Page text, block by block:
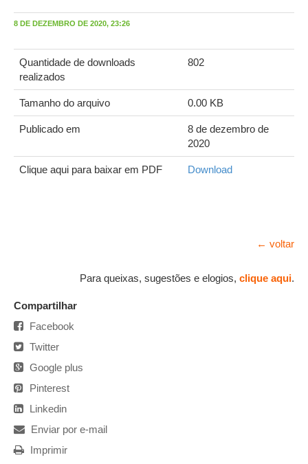
8 DE DEZEMBRO DE 2020, 23:26
Quantidade de downloads
realizados
802
Tamanho do arquivo 0.00 KB
Publicado em
8 de dezembro de
2020
Clique aqui para baixar em PDF Download
← voltar
Para queixas, sugestões e elogios, clique aqui.
Compartilhar
Facebook
Twitter
Google plus
Pinterest
Linkedin
Enviar por e-mail
Imprimir